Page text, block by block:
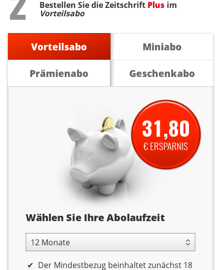
Bestellen Sie die Zeitschrift Plus im
Vorteilsabo
Vorteilsabo
Miniabo
Prämienabo
Geschenkabo
Abolaufzeit
Wählen Sie Ihre Abolaufzeit
12 Monate Laufzeit
Der Mindestbezug beinhaltet zunächst 18
31,80
€ ERSPARNIS